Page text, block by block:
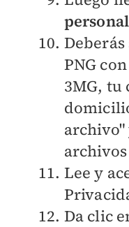
Deberás
PNG
3MG, tu
archivos
Lee y
Da clic